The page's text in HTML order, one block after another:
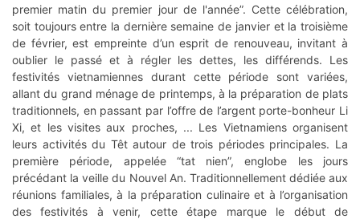
premier matin du premier jour de l'année”. Cette célébration,
soit toujours entre la dernière semaine de janvier et la troisième
de février, est empreinte d’un esprit de renouveau, invitant à
oublier le passé et à régler les dettes, les différends. Les
festivités vietnamiennes durant cette période sont variées,
allant du grand ménage de printemps, à la préparation de plats
traditionnels, en passant par l’offre de l’argent porte-bonheur Li
Xi, et les visites aux proches, ... Les Vietnamiens organisent
leurs activités du Têt autour de trois périodes principales. La
première période, appelée “tat nien”, englobe les jours
précédant la veille du Nouvel An. Traditionnellement dédiée aux
réunions familiales, à la préparation culinaire et à l’organisation
des festivités à venir, cette étape marque le début de